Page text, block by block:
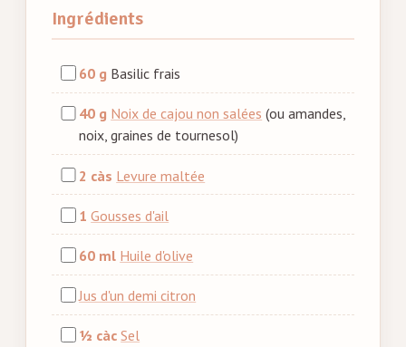
Ingrédients
60 g Basilic frais
40 g Noix de cajou non salées (ou amandes,
noix, graines de tournesol)
2 càs Levure maltée
1 Gousses d'ail
60 ml Huile d'olive
Jus d'un demi citron
1⁄2 càc Sel